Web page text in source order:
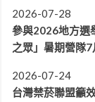
2026-07-28
參與2026地方選
之眾」暑期營隊
2026-07-24
台灣禁菸聯盟籲